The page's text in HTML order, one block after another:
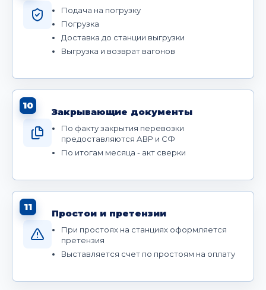
Подача на погрузку
Погрузка
Доставка до станции выгрузки
Выгрузка и возврат вагонов
10
Закрывающие документы
По факту закрытия перевозки
предоставляются АВР и СФ
По итогам месяца - акт сверки
11
Простои и претензии
При простоях на станциях оформляется
претензия
Выставляется счет по простоям на оплату